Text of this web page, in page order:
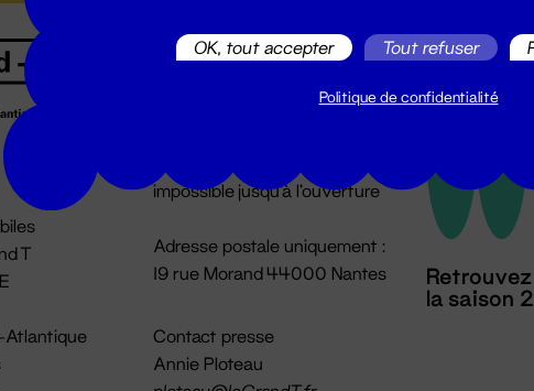
T
Atlantique
Billetterie
billetterie@leGrandT.fr
impossible jusqu'à l'ouverture
Adresse postale uniquement :
19 rue Morand 44000 Nantes
Contact presse
Annie Ploteau
la saison
OK, tout accepter Tout refuser
Politique de confidentialité